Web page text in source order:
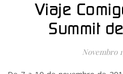
Viaje
Summit
Novembro